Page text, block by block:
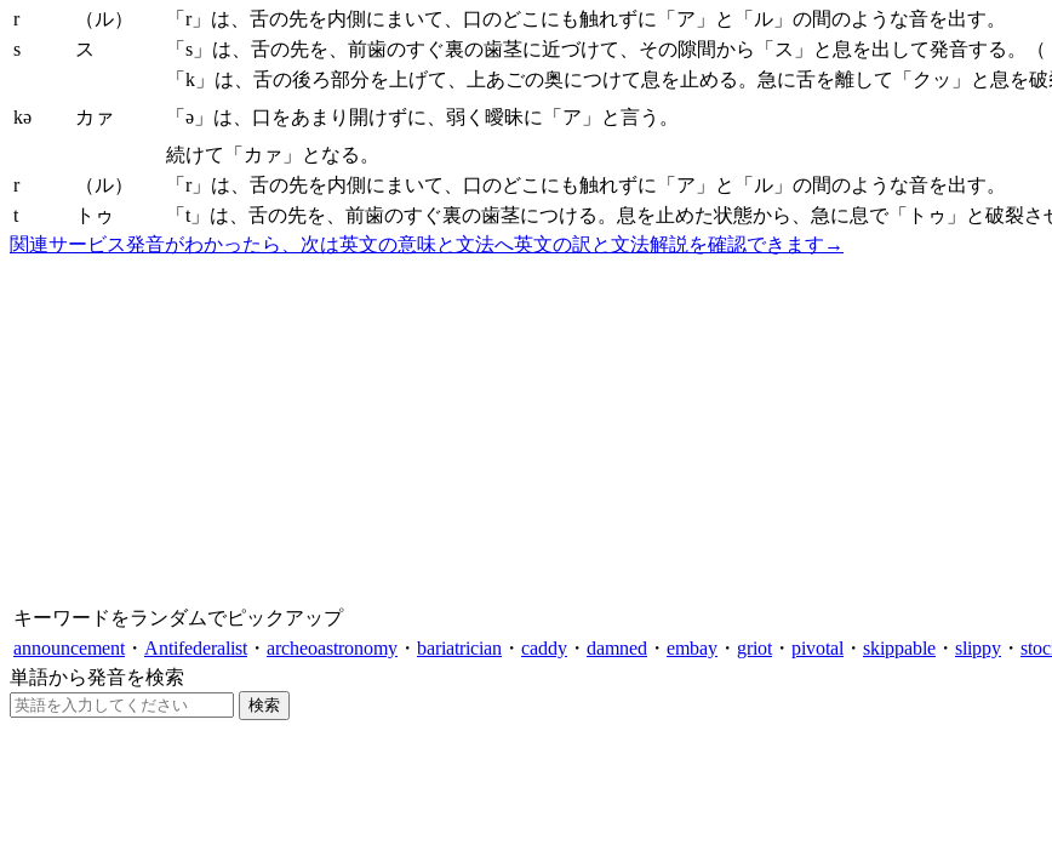
r
（ル）
「r」は、舌の先を内側にまいて、口のどこにも触れずに「ア」と「ル」の間のような音を出す。
s
ス 「s」は、舌の先を、前歯のすぐ裏の歯茎に近づけて、その隙間から「ス」と息を出して発音する。（
kə カァ
「k」は、舌の後ろ部分を上げて、上あごの奥につけて息を止める。急に舌を離して「クッ」と息を
「ə」は、口をあまり開けずに、弱く曖昧に「ア」と言う。
続けて「カァ」となる。
r
（ル）
「r」は、舌の先を内側にまいて、口のどこにも触れずに「ア」と「ル」の間のような音を出す。
t
トゥ
「t」は、舌の先を、前歯のすぐ裏の歯茎につける。息を止めた状態から、急に息で「トゥ」と破裂
関連サービス発音がわかったら、次は英文の意味と文法へ英文の訳と文法解説を確認できます →
キーワードをランダムでピックアップ
announcement ・ Antifederalist ・ archeoastronomy ・ bariatrician ・ caddy ・ damned ・ embay ・ griot ・ pivotal ・ skippable ・ slippy ・
単語から発音を検索